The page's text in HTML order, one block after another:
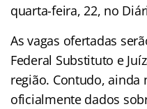
quarta-feira, 22, no
As vagas ofertadas
Federal Substituto e
região. Contudo,
oficialmente dados